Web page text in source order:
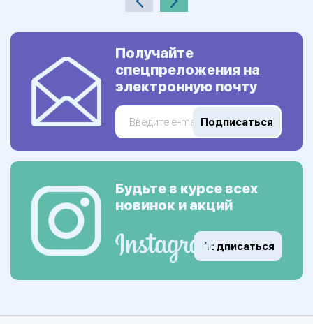
Получайте
спецпреложения на
электронную почту
Подписаться
Будьте в курсе всех
новинок и акций
Подписаться